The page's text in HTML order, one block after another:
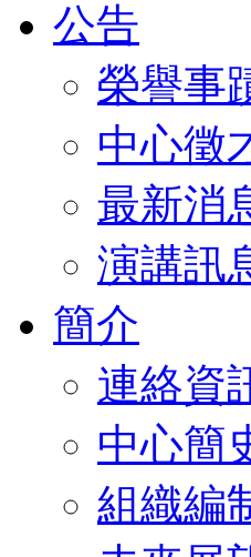
公告
榮譽事
中心徵
最新消
演講訊
簡介
連絡資
中心簡
組織編